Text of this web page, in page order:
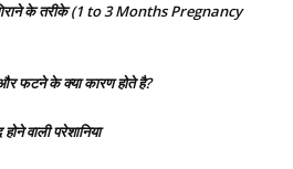
के तरीके (1 to 3 Months Pregnancy
फटने के क्या कारण होते है?
वाली परेशानिया